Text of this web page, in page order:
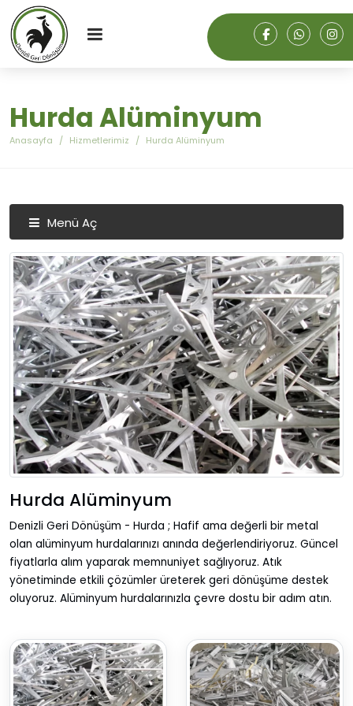
Hurda Alüminyum
Anasayfa Hizmetlerimiz Hurda Alüminyum
Menü Aç
Hurda Alüminyum
Denizli Geri Dönüşüm - Hurda ; Hafif ama değerli bir metal
olan alüminyum hurdalarınızı anında değerlendiriyoruz. Güncel
fiyatlarla alım yaparak memnuniyet sağlıyoruz. Atık
yönetiminde etkili çözümler üreterek geri dönüşüme destek
oluyoruz. Alüminyum hurdalarınızla çevre dostu bir adım atın.